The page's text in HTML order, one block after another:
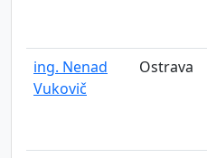
ing. Nenad
Vukovič
Ostrava